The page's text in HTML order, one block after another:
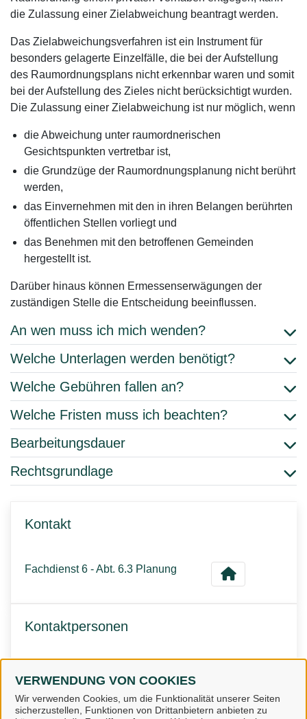
VERWENDUNG VON COOKIES
Wir verwenden Cookies, um die Funktionalität unserer Seiten
sicherzustellen, Funktionen von Drittanbietern anbieten zu
die Zulassung einer Zielabweichung beantragt werden.
Das Zielabweichungsverfahren ist ein Instrument für
besonders gelagerte Einzelfälle, die bei der Aufstellung
des Raumordnungsplans nicht erkennbar waren und somit
bei der Aufstellung des Zieles nicht berücksichtigt wurden.
Die Zulassung einer Zielabweichung ist nur möglich, wenn
die Abweichung unter raumordnerischen
Gesichtspunkten vertretbar ist,
die Grundzüge der Raumordnungsplanung nicht berührt
werden,
das Einvernehmen mit den in ihren Belangen berührten
öffentlichen Stellen vorliegt und
das Benehmen mit den betroffenen Gemeinden
hergestellt ist.
Darüber hinaus können Ermessenserwägungen der
zuständigen Stelle die Entscheidung beeinflussen.
An wen muss ich mich wenden?
Welche Unterlagen werden benötigt?
Welche Gebühren fallen an?
Welche Fristen muss ich beachten?
Bearbeitungsdauer
Rechtsgrundlage
Kontakt
Fachdienst 6 - Abt. 6.3 Planung
Kontaktpersonen